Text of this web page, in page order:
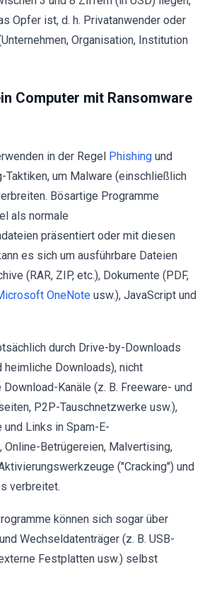
Opfer ist, d. h. Privatanwender oder
Organisation, Institution
Computer mit Ransomware
in der Regel Phishing und
Taktiken, um Malware (einschließlich
Bösartige Programme
als normale
präsentiert oder mit diesen
es sich um ausführbare Dateien
(RAR, ZIP, etc.), Dokumente (PDF,
OneNote usw.), JavaScript und
durch Drive-by-Downloads
heimliche Downloads), nicht
Kanäle (z. B. Freeware- und
P2P-Tauschnetzwerke usw.),
und Links in Spam-E-
Online-Betrügereien, Malvertising,
("Cracking") und
verbreitet.
können sich sogar über
Wechseldatenträger (z. B. USB-
Festplatten usw.) selbst